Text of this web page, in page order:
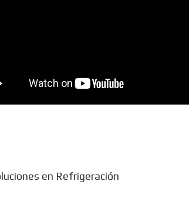
en Refrigeración